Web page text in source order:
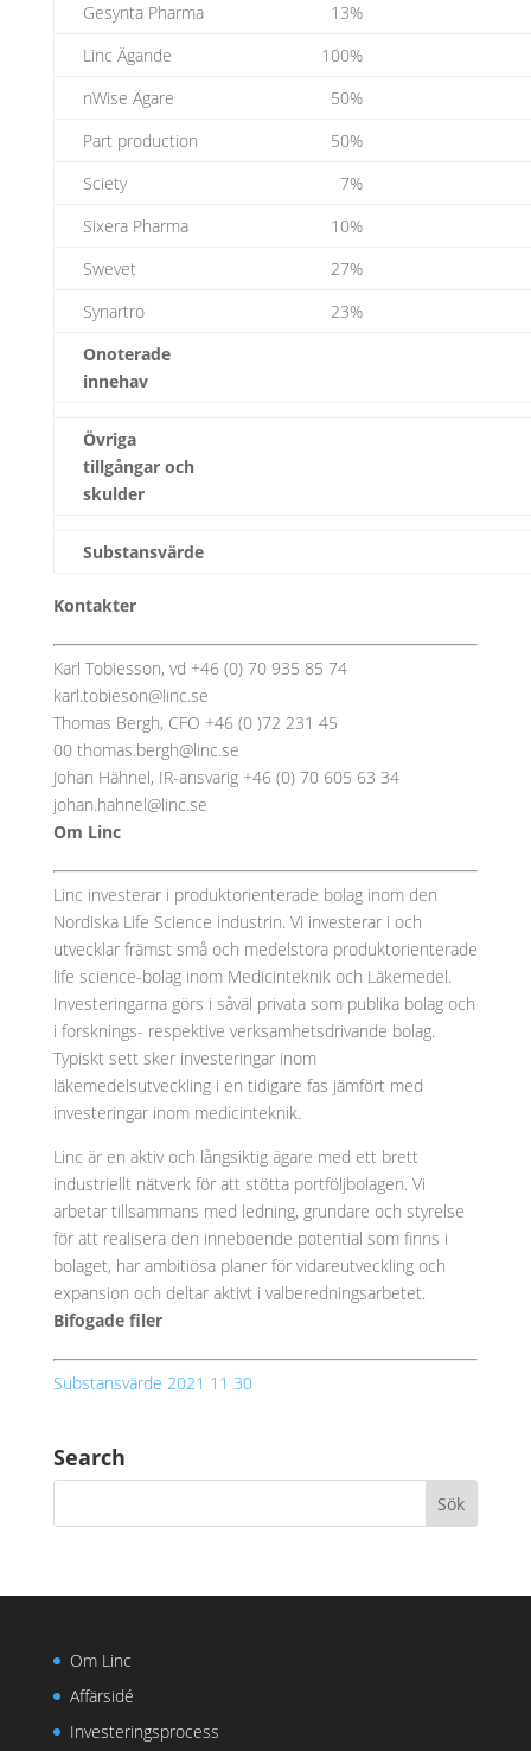
Gesynta Pharma
13%
Linc Ägande
100%
nWise Ägare
50%
Part production
50%
Sciety
7%
Sixera Pharma
10%
Swevet
27%
Synartro
23%
Onoterade
innehav
Övriga
tillgångar och
skulder
Substansvärde
Kontakter
Karl Tobiesson, vd +46 (0) 70 935 85 74
karl.tobieson@linc.se
Thomas Bergh, CFO +46 (0 )72 231 45
00 thomas.bergh@linc.se
Johan Hähnel, IR-ansvarig +46 (0) 70 605 63 34
johan.hahnel@linc.se
Om Linc
Linc investerar i produktorienterade bolag inom den
Nordiska Life Science industrin. Vi investerar i och
utvecklar främst små och medelstora produktorienterade
life science-bolag inom Medicinteknik och Läkemedel.
Investeringarna görs i såväl privata som publika bolag och
i forsknings- respektive verksamhetsdrivande bolag.
Typiskt sett sker investeringar inom
läkemedelsutveckling i en tidigare fas jämfört med
investeringar inom medicinteknik.
Linc är en aktiv och långsiktig ägare med ett brett
industriellt nätverk för att stötta portföljbolagen. Vi
arbetar tillsammans med ledning, grundare och styrelse
för att realisera den inneboende potential som finns i
bolaget, har ambitiösa planer för vidareutveckling och
expansion och deltar aktivt i valberedningsarbetet.
Bifogade filer
Substansvärde 2021 11 30
Search
Om Linc
Affärsidé
Investeringsprocess